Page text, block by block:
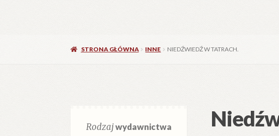
STRONA GŁÓWNA INNE NIEDŹWIEDŹ W TATRACH.
Rodzajwydawnictwa